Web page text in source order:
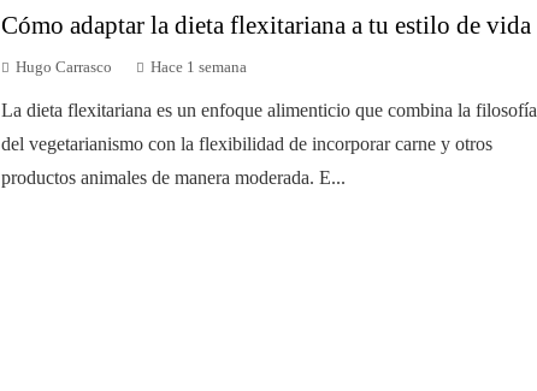
Cómo adaptar la dieta flexitariana a tu estilo de vida
Hugo Carrasco Hace 1 semana
La dieta flexitariana es un enfoque alimenticio que combina la filosofía
del vegetarianismo con la flexibilidad de incorporar carne y otros
productos animales de manera moderada. E...